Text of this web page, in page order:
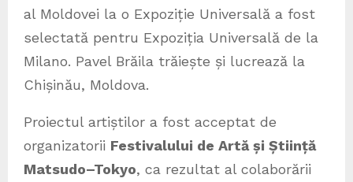
al Moldovei la o Expoziție Universală a fost
selectată pentru Expoziția Universală de la
Milano. Pavel Brăila trăiește și lucrează la
Chișinău, Moldova.
Proiectul artiștilor a fost acceptat de
organizatorii Festivalului de Artă și Știință
Matsudo–Tokyo, ca rezultat al colaborării